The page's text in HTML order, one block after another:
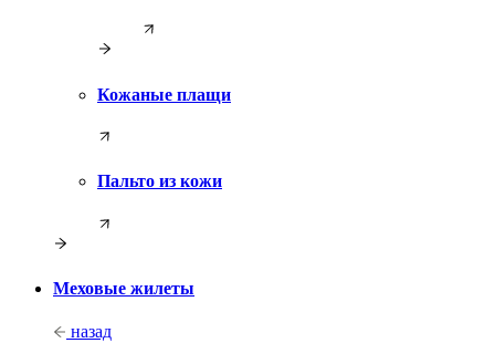
Кожаные плащи
Пальто из кожи
Меховые жилеты
назад